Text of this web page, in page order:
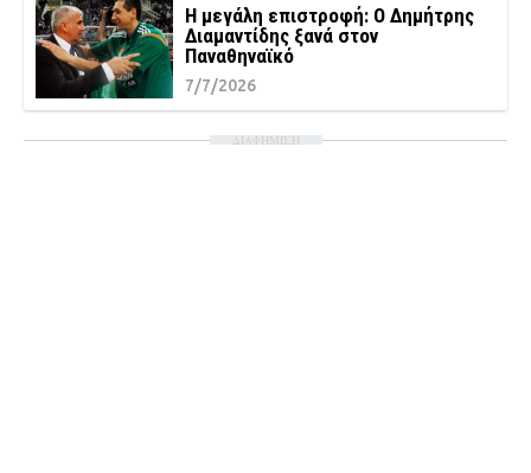
Η μεγάλη επιστροφή: Ο Δημήτρης
Διαμαντίδης ξανά στον
Παναθηναϊκό
7/7/2026
ΔΙΑΦΗΜΙΣΗ